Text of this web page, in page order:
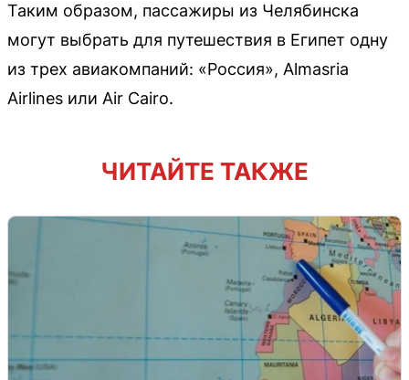
Таким образом, пассажиры из Челябинска
могут выбрать для путешествия в Египет одну
из трех авиакомпаний: «Россия», Almasria
Airlines или Air Cairo.
ЧИТАЙТЕ ТАКЖЕ